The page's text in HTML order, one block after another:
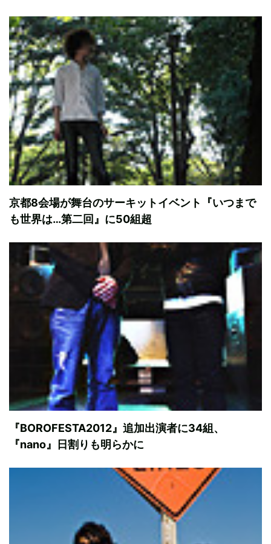
京都8会場が舞台のサーキットイベント『いつまで
も世界は…第二回』に50組超
『BOROFESTA2012』追加出演者に34組、
『nano』日割りも明らかに